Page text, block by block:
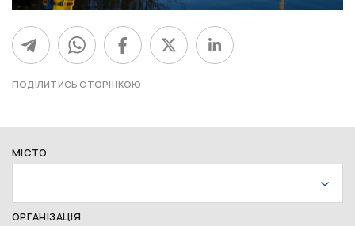
ПОДІЛИТИСЬ СТОРІНКОЮ
МІСТО
ОРГАНІЗАЦІЯ